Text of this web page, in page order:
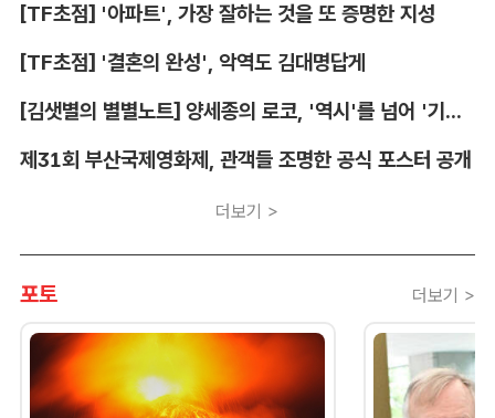
[TF초점] '아파트', 가장 잘하는 것을 또 증명한 지성
[TF초점] '결혼의 완성', 악역도 김대명답게
[김샛별의 별별노트] 양세종의 로코, '역시'를 넘어 '기대 이상'
제31회 부산국제영화제, 관객들 조명한 공식 포스터 공개
더보기 >
포토 더보기 >